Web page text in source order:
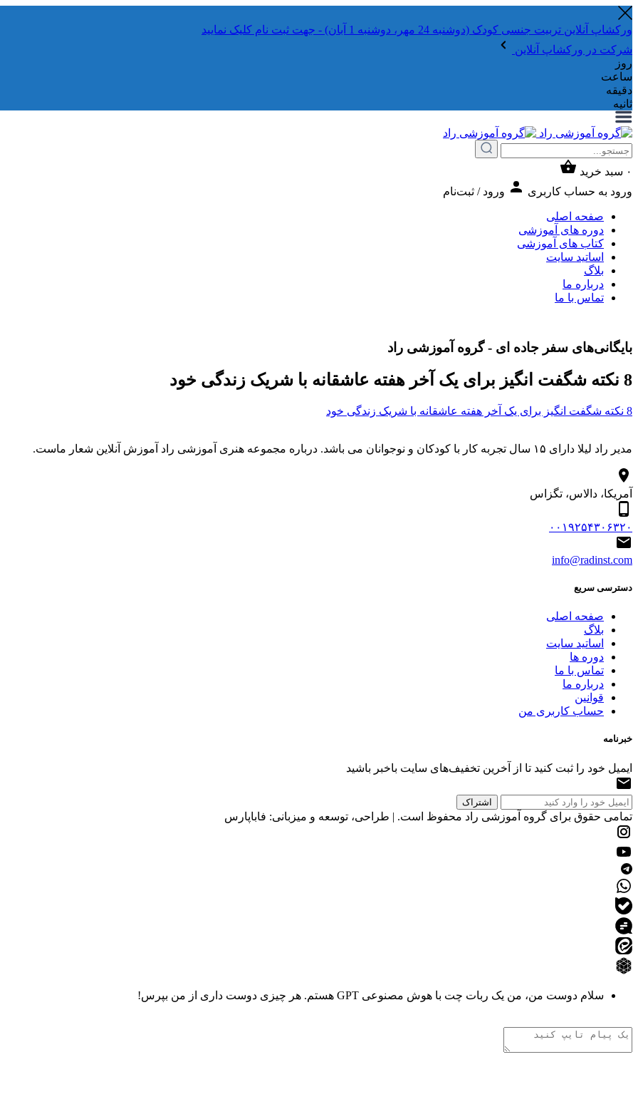
ورکشاپ آنلاین تربیت جنسی کودک (دوشنبه 24 مهر، دوشنبه 1 آبان) - جهت ثبت نام کلیک نمایید
شرکت در ورکشاپ آنلاین
روز
ساعت
دقیقه
ثانیه
۰ سبد خرید
ورود به حساب کاربری
ورود / ثبت‌نام
صفحه اصلی
دوره های آموزشی
کتاب های آموزشی
اساتید سایت
بلاگ
درباره ما
تماس با ما
بایگانی‌های سفر جاده ای - گروه آموزشی راد
8 نکته شگفت انگیز برای یک آخر هفته عاشقانه با شریک زندگی خود
8 نکته شگفت انگیز برای یک آخر هفته عاشقانه با شریک زندگی خود
مدیر راد لیلا دارای ۱۵ سال تجربه کار با کودکان و نوجوانان می باشد. درباره مجموعه هنری آموزشی راد آموزش آنلاین شعار ماست.
آمریکا، دالاس، تگزاس
۰۰۱۹۲۵۴۳۰۶۳۲۰
info@radinst.com
دسترسی سریع
صفحه اصلی
بلاگ
اساتید سایت
دوره ها
تماس با ما
درباره ما
قوانین
حساب کاربری من
خبرنامه
ایمیل خود را ثبت کنید تا از آخرین تخفیف‌های سایت باخبر باشید
تمامی حقوق برای گروه آموزشی راد محفوظ است. | طراحی، توسعه و میزبانی: فاباپارس
سلام دوست من، من یک ربات چت با هوش مصنوعی GPT هستم. هر چیزی دوست داری از من بپرس!